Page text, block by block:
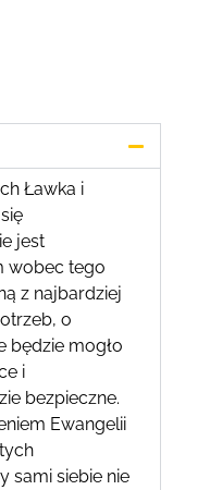
Ławka i
jest
wobec tego
z najbardziej
o
będzie mogło
i
bezpieczne.
Ewangelii
sami siebie nie